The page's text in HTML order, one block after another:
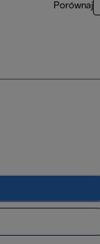
Porównaj